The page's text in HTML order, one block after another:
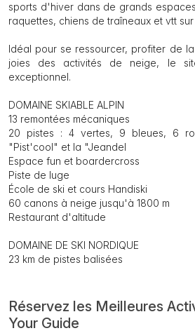
sports d'hiver dans de grands
raquettes, chiens de traîneaux et vtt
Idéal pour se ressourcer, profiter de
joies des activités de neige, le
exceptionnel.
DOMAINE SKIABLE ALPIN
13 remontées mécaniques
20 pistes : 4 vertes, 9 bleues, 6
"Pist'cool" et la "Jeandel
Espace fun et boardercross
Piste de luge
École de ski et cours Handiski
60 canons à neige jusqu'à 1800 m
Restaurant d'altitude
DOMAINE DE SKI NORDIQUE
23 km de pistes balisées
Réservez les Meilleures
Your Guide